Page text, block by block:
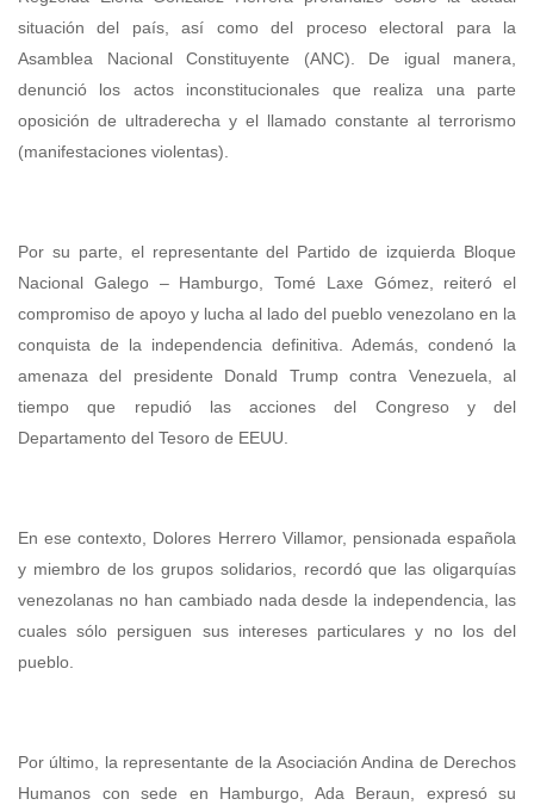
situación del país, así como del proceso electoral para la
Asamblea Nacional Constituyente (ANC). De igual manera,
denunció los actos inconstitucionales que realiza una parte
oposición de ultraderecha y el llamado constante al terrorismo
(manifestaciones violentas).
Por su parte, el representante del Partido de izquierda Bloque
Nacional Galego – Hamburgo, Tomé Laxe Gómez, reiteró el
compromiso de apoyo y lucha al lado del pueblo venezolano en la
conquista de la independencia definitiva. Además, condenó la
amenaza del presidente Donald Trump contra Venezuela, al
tiempo que repudió las acciones del Congreso y del
Departamento del Tesoro de EEUU.
En ese contexto, Dolores Herrero Villamor, pensionada española
y miembro de los grupos solidarios, recordó que las oligarquías
venezolanas no han cambiado nada desde la independencia, las
cuales sólo persiguen sus intereses particulares y no los del
pueblo.
Por último, la representante de la Asociación Andina de Derechos
Humanos con sede en Hamburgo, Ada Beraun, expresó su